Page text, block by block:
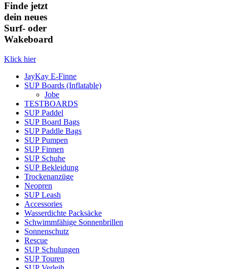
Finde jetzt
dein neues
Surf- oder
Wakeboard
Klick hier
JayKay E-Finne
SUP Boards (Inflatable)
Jobe
TESTBOARDS
SUP Paddel
SUP Board Bags
SUP Paddle Bags
SUP Pumpen
SUP Finnen
SUP Schuhe
SUP Bekleidung
Trockenanzüge
Neopren
SUP Leash
Accessories
Wasserdichte Packsäcke
Schwimmfähige Sonnenbrillen
Sonnenschutz
Rescue
SUP Schulungen
SUP Touren